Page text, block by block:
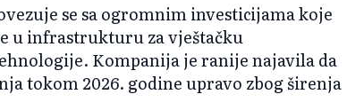
se sa ogromnim investicijama koje
u infrastrukturu za vještačku
Kompanija je ranije najavila da
tokom 2026. godine upravo zbog širenja